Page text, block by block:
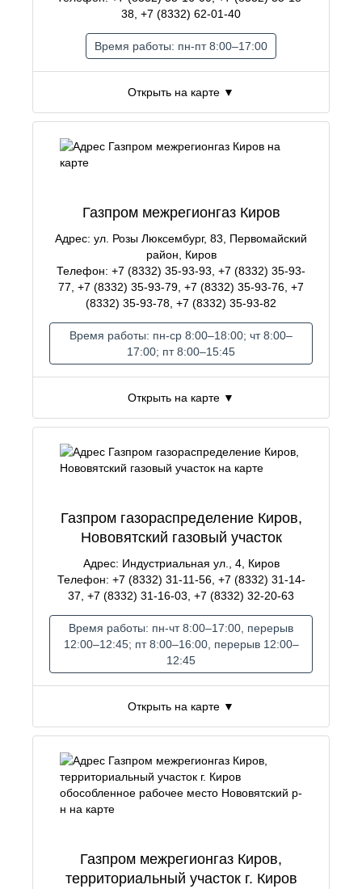
Открыть на карте ▼
38, +7 (8332) 62-01-40
Время работы: пн-пт 8:00–17:00
Открыть на карте ▼
Газпром межрегионгаз Киров
Адрес: ул. Розы Люксембург, 83, Первомайский
район, Киров
Телефон: +7 (8332) 35-93-93, +7 (8332) 35-93-
77, +7 (8332) 35-93-79, +7 (8332) 35-93-76, +7
(8332) 35-93-78, +7 (8332) 35-93-82
Время работы: пн-ср 8:00–18:00; чт 8:00–
17:00; пт 8:00–15:45
Открыть на карте ▼
Газпром газораспределение Киров,
Нововятский газовый участок
Адрес: Индустриальная ул., 4, Киров
Телефон: +7 (8332) 31-11-56, +7 (8332) 31-14-
37, +7 (8332) 31-16-03, +7 (8332) 32-20-63
Время работы: пн-чт 8:00–17:00, перерыв
12:00–12:45; пт 8:00–16:00, перерыв 12:00–
12:45
Газпром межрегионгаз Киров,
территориальный участок г. Киров